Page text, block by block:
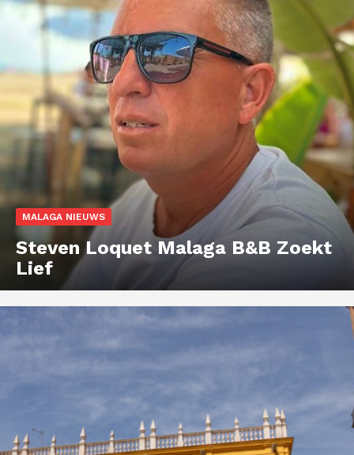
MALAGA NIEUWS
Steven Loquet Malaga B&B Zoekt
Lief